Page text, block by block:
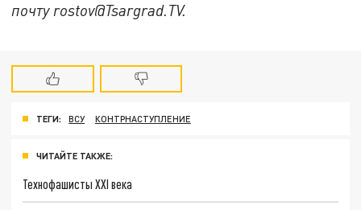
почту rostov@Tsargrad.ТV.
ТЕГИ: ВСУ КОНТРНАСТУПЛЕНИЕ
ЧИТАЙТЕ ТАКЖЕ:
Технофашисты XXI века